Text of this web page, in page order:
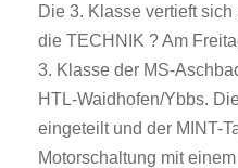
Die 3. Klasse vertieft
die TECHNIK ? Am
3. Klasse der MS-
HTL-Waidhofen/Ybbs.
eingeteilt und der MINT-
Motorschaltung mit